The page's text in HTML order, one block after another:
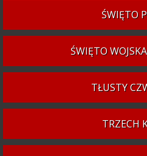
ŚWIĘTO
ŚWIĘTO
TŁUSTY
TRZECH